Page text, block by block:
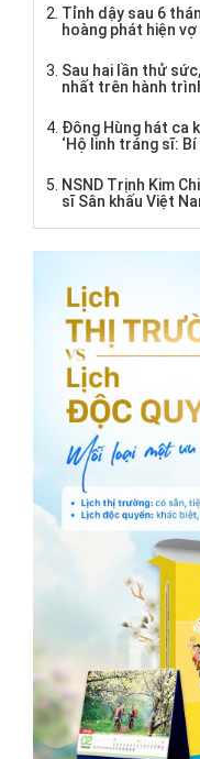
Tỉnh dậy sau 6
hoàng phát hiện
Sau hai lần thử
nhất trên hành
Đông Hùng hát ca
‘Hộ linh tráng sĩ: Bí
NSND Trịnh Kim
sĩ Sân khấu Việt